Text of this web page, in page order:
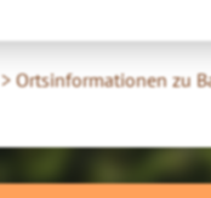
> Ortsinformationen zu